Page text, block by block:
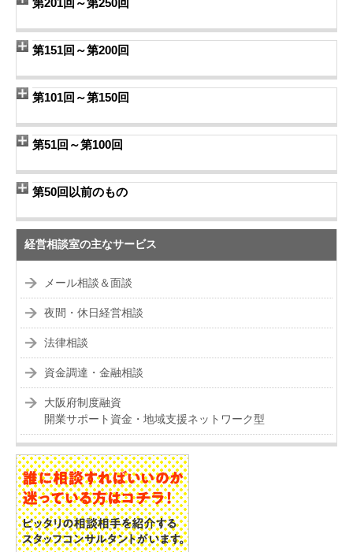
第201回～第250回
第151回～第200回
第101回～第150回
第51回～第100回
第50回以前のもの
経営相談室の主なサービス
メール相談＆面談
夜間・休日経営相談
法律相談
資金調達・金融相談
大阪府制度融資
開業サポート資金・地域支援ネットワーク型